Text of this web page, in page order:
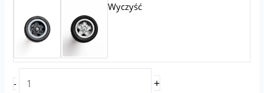
Wyczyść
- +